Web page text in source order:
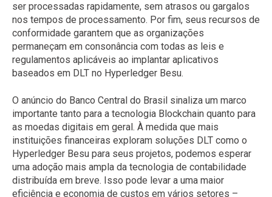
ser processadas rapidamente, sem atrasos ou gargalos
nos tempos de processamento. Por fim, seus recursos de
conformidade garantem que as organizações
permaneçam em consonância com todas as leis e
regulamentos aplicáveis ​​ao implantar aplicativos
baseados em DLT no Hyperledger Besu.
O anúncio do Banco Central do Brasil sinaliza um marco
importante tanto para a tecnologia Blockchain quanto para
as moedas digitais em geral. À medida que mais
instituições financeiras exploram soluções DLT como o
Hyperledger Besu para seus projetos, podemos esperar
uma adoção mais ampla da tecnologia de contabilidade
distribuída em breve. Isso pode levar a uma maior
eficiência e economia de custos em vários setores –